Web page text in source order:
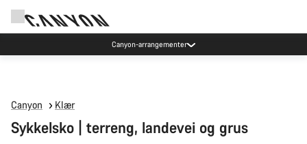
Canyon-arrangementer
Canyon Klær
Sykkelsko | terreng, landevei og grus